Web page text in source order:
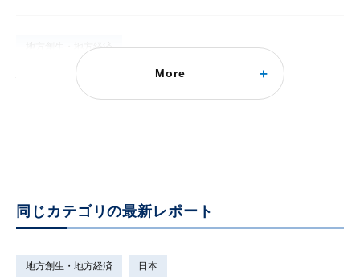
地方創生・地方経済
持続可能なインフラ整備に向けて
More
同じカテゴリの最新レポート
地方創生・地方経済 日本